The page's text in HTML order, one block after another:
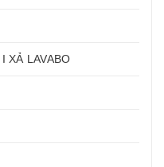
XẢ LAVABO